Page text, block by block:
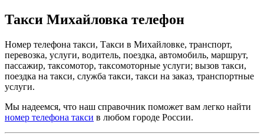
Такси Михайловка телефон
Номер телефона такси, Такси в Михайловке, транспорт,
перевозка, услуги, водитель, поездка, автомобиль, маршрут,
пассажир, таксомотор, таксомоторные услуги; вызов такси,
поездка на такси, служба такси, такси на заказ, транспортные
услуги.
Мы надеемся, что наш справочник поможет вам легко найти
номер телефона такси в любом городе России.